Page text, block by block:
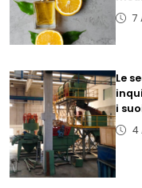
7
Le
i
4